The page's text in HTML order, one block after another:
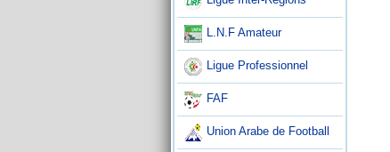
L.N.F Amateur
Ligue Professionnel
FAF
Union Arabe de Football